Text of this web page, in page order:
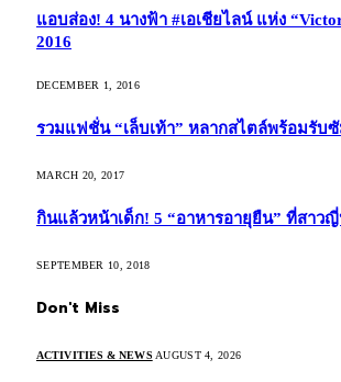
แอบส่อง! 4 นางฟ้า #เอเชียไลน์ แห่ง
2016
DECEMBER 1, 2016
รวมแฟชั่น “เล็บเท้า” หลากสไตล์พร้อมรับซั
MARCH 20, 2017
กินแล้วหน้าเด็ก! 5 “อาหารอายุยืน” ที่สาว
SEPTEMBER 10, 2018
Don't Miss
ACTIVITIES & NEWS AUGUST 4, 2026